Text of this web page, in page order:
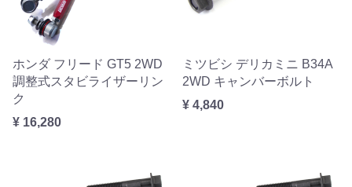
ホンダ フリード GT5 2WD
調整式スタビライザーリン
ク
¥ 16,280
ミツビシ デリカミニ B34A
2WD キャンバーボルト
¥ 4,840